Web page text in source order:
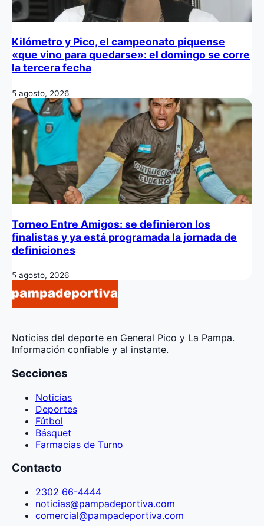
Kilómetro y Pico, el campeonato piquense
«que vino para quedarse»: el domingo se corre
la tercera fecha
5 agosto, 2026
Torneo Entre Amigos: se definieron los
finalistas y ya está programada la jornada de
definiciones
5 agosto, 2026
Noticias del deporte en General Pico y La Pampa.
Información confiable y al instante.
Secciones
Noticias
Deportes
Fútbol
Básquet
Farmacias de Turno
Contacto
2302 66-4444
noticias@pampadeportiva.com
comercial@pampadeportiva.com